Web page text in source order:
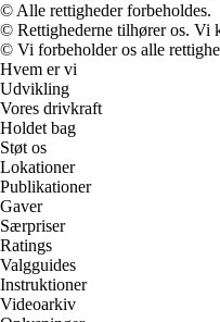
© Alle rettigheder forbeholdes.
© Rettighederne tilhører os. Vi
© Vi forbeholder os alle
Hvem er vi
Udvikling
Vores drivkraft
Holdet bag
Støt os
Lokationer
Publikationer
Gaver
Særpriser
Ratings
Valgguides
Instruktioner
Videoarkiv